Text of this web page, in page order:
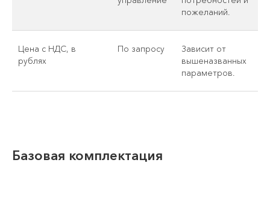
пожеланий.
Цена с НДС, в
рублях
По запросу
Зависит от
вышеназванных
параметров.
Базовая комплектация